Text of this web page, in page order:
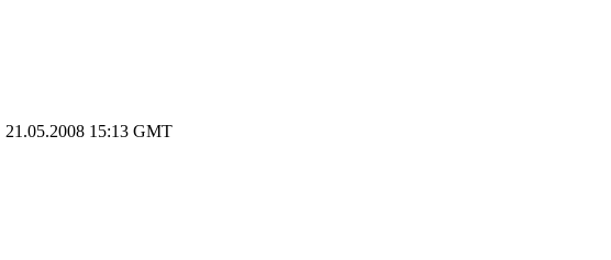
21.05.2008 15:13 GMT